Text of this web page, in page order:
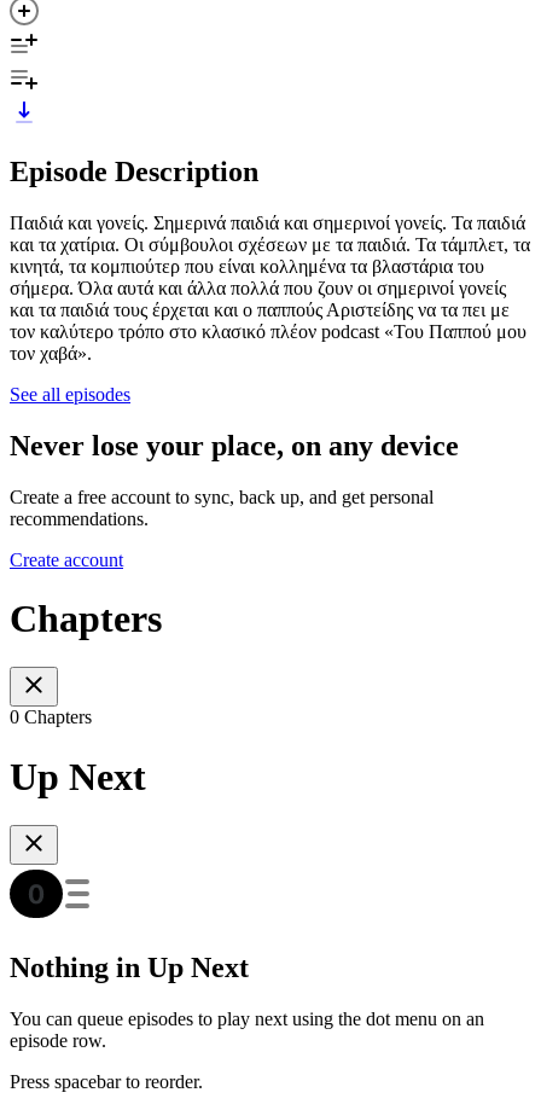
Episode Description
Παιδιά και γονείς. Σημερινά παιδιά και σημερινοί γονείς. Τα παιδιά
και τα χατίρια. Οι σύμβουλοι σχέσεων με τα παιδιά. Τα τάμπλετ, τα
κινητά, τα κομπιούτερ που είναι κολλημένα τα βλαστάρια του
σήμερα. Όλα αυτά και άλλα πολλά που ζουν οι σημερινοί γονείς
και τα παιδιά τους έρχεται και ο παππούς Αριστείδης να τα πει με
τον καλύτερο τρόπο στο κλασικό πλέον podcast «Του Παππού μου
τον χαβά».
See all episodes
Never lose your place, on any device
Create a free account to sync, back up, and get personal
recommendations.
Create account
Chapters
0 Chapters
Up Next
Nothing in Up Next
You can queue episodes to play next using the dot menu on an
episode row.
Press spacebar to reorder.